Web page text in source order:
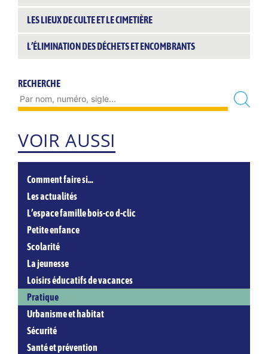
LES LIEUX DE CULTE ET LE CIMETIÈRE
L’ÉLIMINATION DES DÉCHETS ET ENCOMBRANTS
RECHERCHE
VOIR AUSSI
Comment faire si…
Les actualités
L’espace famille bois-co d-clic
Petite enfance
Scolarité
La jeunesse
Loisirs éducatifs de vacances
Pratique
Urbanisme et habitat
Sécurité
Santé et prévention